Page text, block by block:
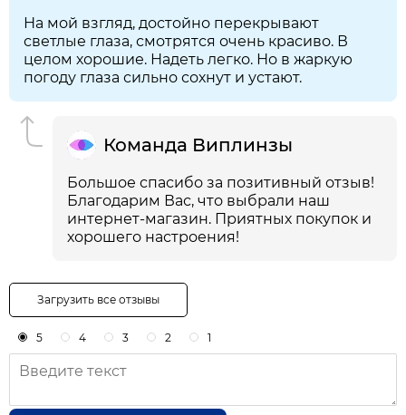
На мой взгляд, достойно перекрывают
светлые глаза, смотрятся очень красиво. В
целом хорошие. Надеть легко. Но в жаркую
погоду глаза сильно сохнут и устают.
Команда Виплинзы
Большое спасибо за позитивный отзыв!
Благодарим Вас, что выбрали наш
интернет-магазин. Приятных покупок и
хорошего настроения!
Загрузить все отзывы
5 4 3 2 1